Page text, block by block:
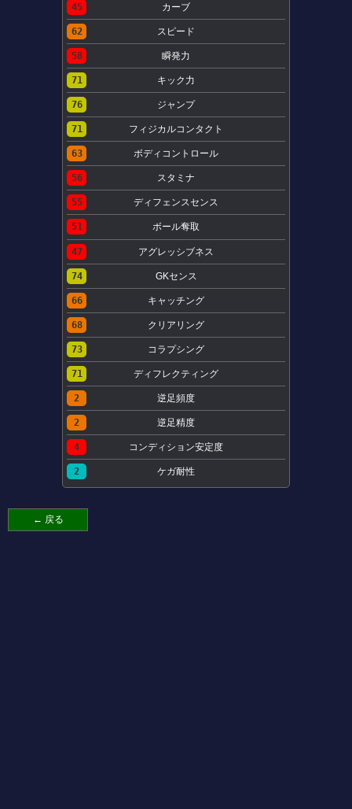
45 カーブ
62 スピード
58 瞬発力
71 キック力
76 ジャンプ
71 フィジカルコンタクト
63 ボディコントロール
56 スタミナ
55 ディフェンスセンス
51 ボール奪取
47 アグレッシブネス
74 GKセンス
66 キャッチング
68 クリアリング
73 コラプシング
71 ディフレクティング
2 逆足頻度
2 逆足精度
4 コンディション安定度
2 ケガ耐性
← 戻る